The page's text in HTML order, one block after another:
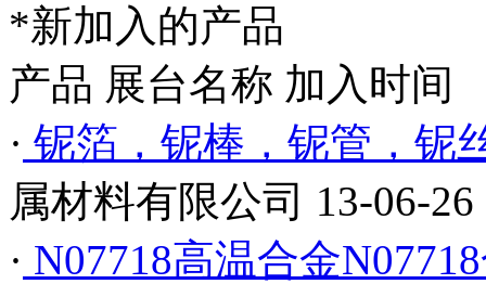
*新加入的产品
产品 展台名称 加入时间
· 铌箔，铌棒，铌管，铌
属材料有限公司 13-06-26
· N07718高温合金